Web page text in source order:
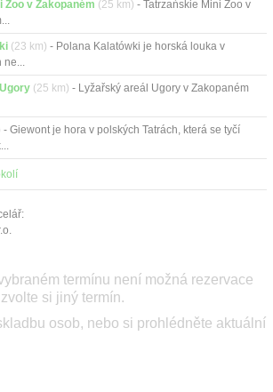
Zoo v Zakopaném (25 km) - Tatrzańskie Mini Zoo v
(23 km) - Polana Kalatówki je horská louka v
ne...
(25 km) - Lyžařský areál Ugory v Zakopaném
- Giewont je hora v polských Tatrách, která se tyčí
termínu není možná rezervace
si jiný termín.
osob, nebo si prohlédněte aktuální